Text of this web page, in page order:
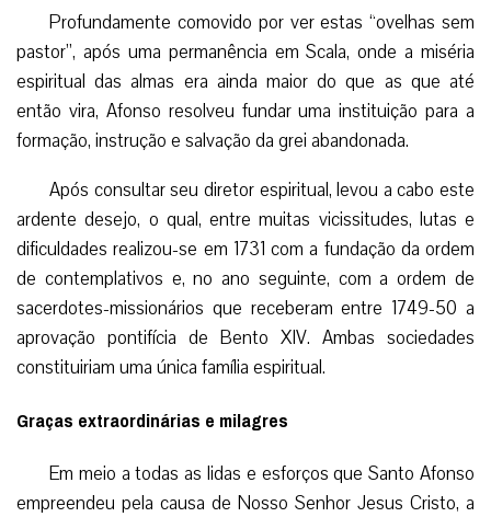
Profundamente comovido por ver estas “ovelhas sem
pastor”, após uma permanência em Scala, onde a miséria
espiritual das almas era ainda maior do que as que até
então vira, Afonso resolveu fundar uma instituição para a
formação, instrução e salvação da grei abandonada.
Após consultar seu diretor espiritual, levou a cabo este
ardente desejo, o qual, entre muitas vicissitudes, lutas e
dificuldades realizou-se em 1731 com a fundação da ordem
de contemplativos e, no ano seguinte, com a ordem de
sacerdotes-missionários que receberam entre 1749-50 a
aprovação pontifícia de Bento XIV. Ambas sociedades
constituiriam uma única família espiritual.
Graças extraordinárias e milagres
Em meio a todas as lidas e esforços que Santo Afonso
empreendeu pela causa de Nosso Senhor Jesus Cristo, a